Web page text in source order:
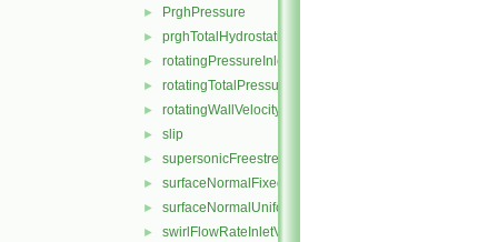
► PrghPressure
► prghTotalHydrostaticPressure
► rotatingPressureInletOutletVelocity
► rotatingTotalPressure
► rotatingWallVelocity
► slip
► supersonicFreestream
► surfaceNormalFixedValue
► surfaceNormalUniformFixedValue
► swirlFlowRateInletVelocity